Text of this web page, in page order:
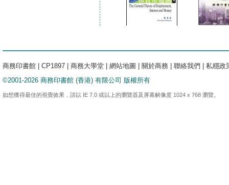
商務印書館 CP1897 商務大學堂 網站地圖 關於商務 聯絡我們
私穩政
©2001-2026 商務印書館 (香港) 有限公司 版權所有
如想獲得最佳的視覺效果，請以 IE 7.0 或以上的瀏覽器及屏幕解像度 1024 x 768 瀏覽。